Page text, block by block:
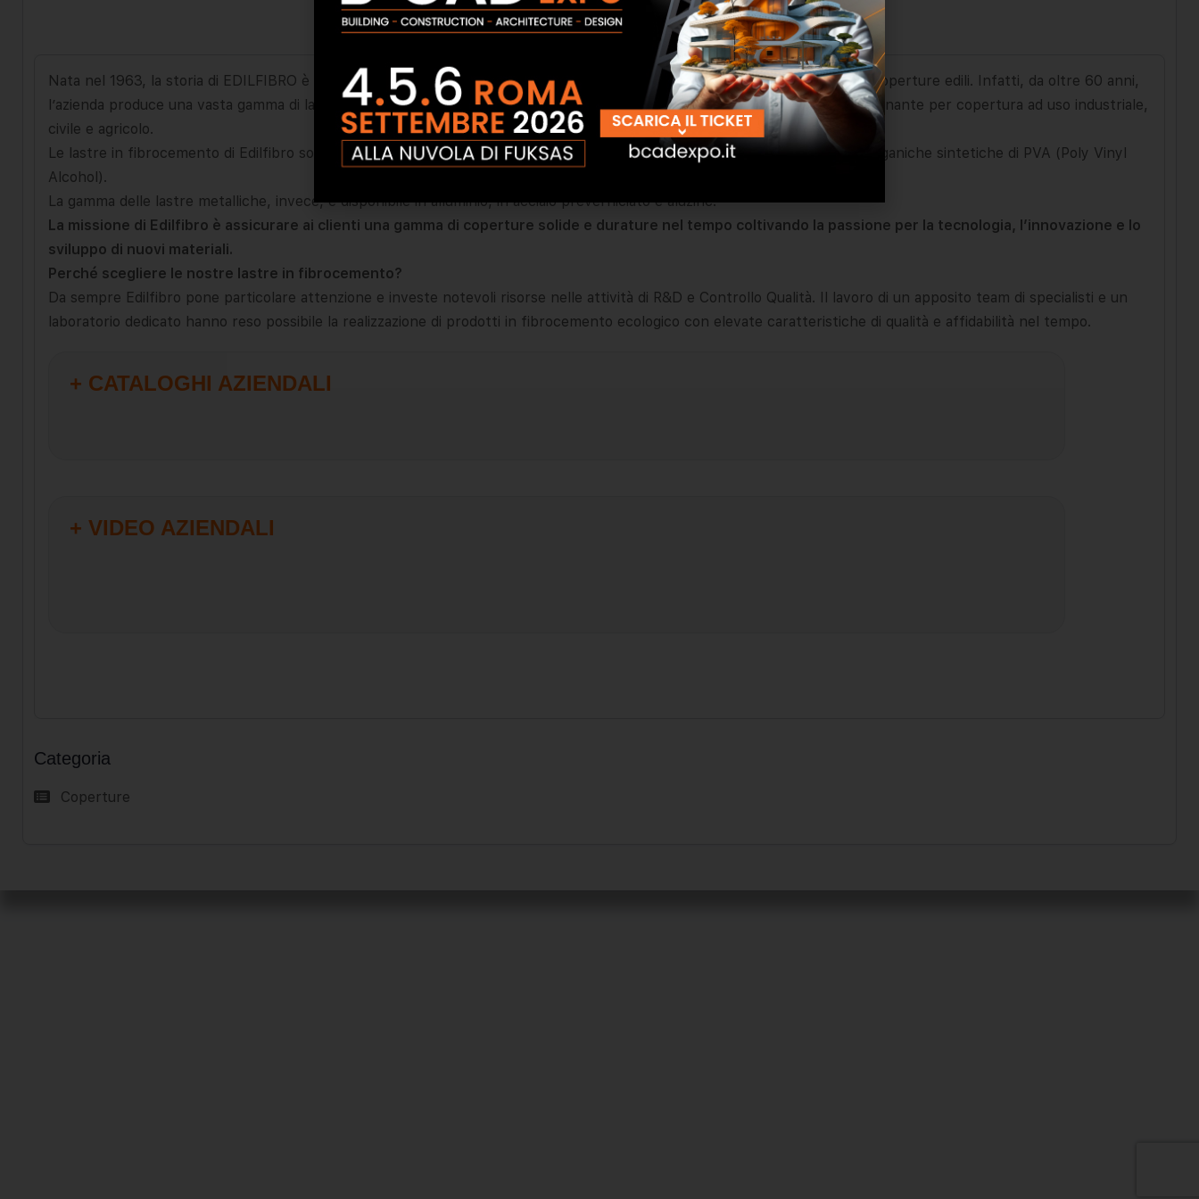
Nata nel 1963, la storia di EDILFIBRO è fatta di passione per la tecnologia, l’innovazione e lo sviluppo di nuovi materiali per coperture edili. Infatti, da oltre 60 anni,
l’azienda produce una vasta gamma di lastre di fibrocemento sia piane che ondulate e metalliche sia grecate che a giunto drenante per copertura ad uso industriale,
civile e agricolo.
Le lastre in fibrocemento di Edilfibro sono composte, appunto, da fibrocemento ecologico che viene rinforzato con fibre organiche sintetiche di PVA (Poly Vinyl
Alcohol).
La gamma delle lastre metalliche, invece, è disponibile in alluminio, in acciaio preverniciato e aluzinc.
La missione di Edilfibro è assicurare ai clienti una gamma di coperture solide e durature nel tempo coltivando la passione per la tecnologia, l’innovazione e lo
sviluppo di nuovi materiali.
Perché scegliere le nostre lastre in fibrocemento?
Da sempre Edilfibro pone particolare attenzione e investe notevoli risorse nelle attività di R&D e Controllo Qualità. Il lavoro di un apposito team di specialisti e un
laboratorio dedicato hanno reso possibile la realizzazione di prodotti in fibrocemento ecologico con elevate caratteristiche di qualità e affidabilità nel tempo.
+ CATALOGHI AZIENDALI
+ VIDEO AZIENDALI
Categoria
Coperture